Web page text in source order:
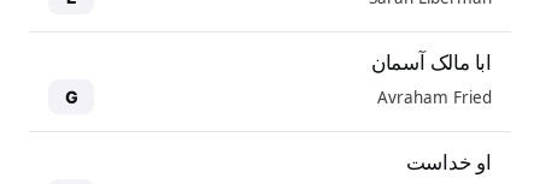
ابا مالک آسمان
Avraham Fried
G
او خداست